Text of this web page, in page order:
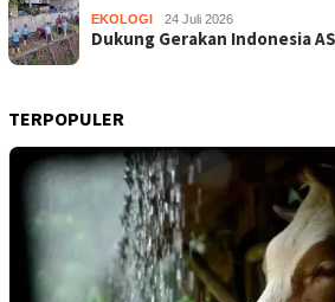
EKOLOGI 24 Juli 2026
Dukung Gerakan Indonesia
TERPOPULER